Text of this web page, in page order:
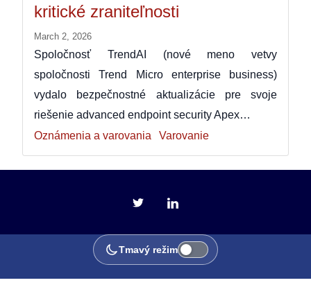
kritické zraniteľnosti
March 2, 2026
Spoločnosť TrendAI (nové meno vetvy
spoločnosti Trend Micro enterprise business)
vydalo bezpečnostné aktualizácie pre svoje
riešenie advanced endpoint security Apex…
Oznámenia a varovania
Varovanie
Tmavý režim